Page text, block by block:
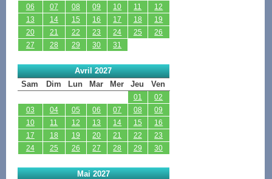
06
07 08 09 10 11
12
13
14 15 16 17 18
19
20
21 22 23 24 25
26
27
28 29 30 31
Avril 2027
Sam
Dim Lun Mar Mer Jeu Ven
01
02
03
04 05 06 07 08
09
10
11 12 13 14 15
16
17
18 19 20 21 22
23
24
25 26 27 28 29 30
Mai 2027